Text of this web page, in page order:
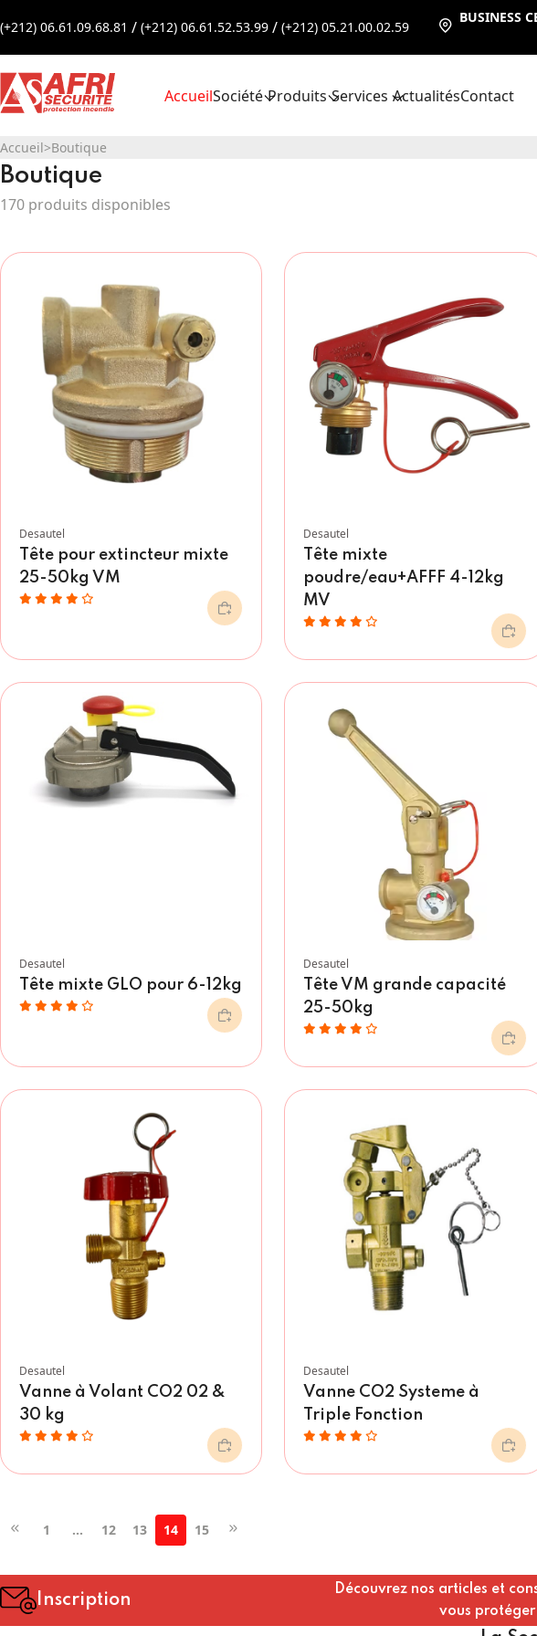
(+212) 06.61.09.68.81 / (+212) 06.61.52.53.99 / (+212) 05.21.00.02.59
BUSINESS
AccueilSociété Produits Services ActualitésContact
Accueil>Boutique
Boutique
170 produits disponibles
Desautel
Tête pour extincteur mixte
25-50kg VM
Desautel
Tête mixte
poudre/eau+AFFF 4-12kg
MV
Desautel
Tête mixte GLO pour 6-12kg
Desautel
Tête VM grande capacité
25-50kg
Desautel
Vanne à Volant CO2 02 &
30 kg
Desautel
Vanne CO2 Systeme à
Triple Fonction
1 ... 12 13 14 15
Inscription
Découvrez nos articles et
vous protéger